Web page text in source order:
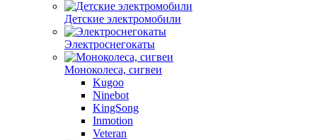
Детские электромобили
Электроснегокаты
Моноколеса, сигвеи
Kugoo
Ninebot
KingSong
Inmotion
Veteran